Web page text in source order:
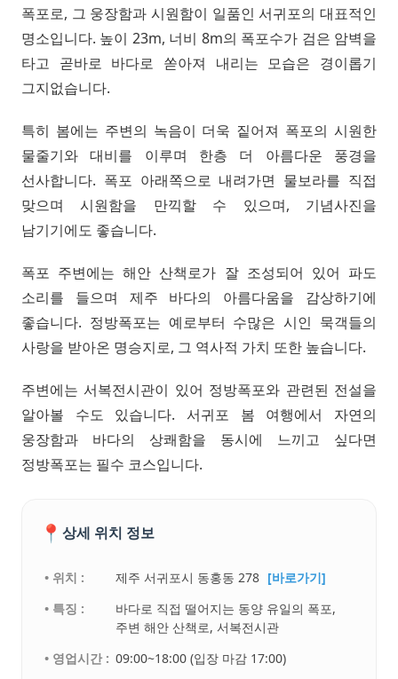
폭포로, 그 웅장함과 시원함이 일품인 서귀포의 대표적인
명소입니다. 높이 23m, 너비 8m의 폭포수가 검은 암벽을
타고 곧바로 바다로 쏟아져 내리는 모습은 경이롭기
그지없습니다.
특히 봄에는 주변의 녹음이 더욱 짙어져 폭포의 시원한
물줄기와 대비를 이루며 한층 더 아름다운 풍경을
선사합니다. 폭포 아래쪽으로 내려가면 물보라를 직접
맞으며 시원함을 만끽할 수 있으며, 기념사진을
남기기에도 좋습니다.
폭포 주변에는 해안 산책로가 잘 조성되어 있어 파도
소리를 들으며 제주 바다의 아름다움을 감상하기에
좋습니다. 정방폭포는 예로부터 수많은 시인 묵객들의
사랑을 받아온 명승지로, 그 역사적 가치 또한 높습니다.
주변에는 서복전시관이 있어 정방폭포와 관련된 전설을
알아볼 수도 있습니다. 서귀포 봄 여행에서 자연의
웅장함과 바다의 상쾌함을 동시에 느끼고 싶다면
정방폭포는 필수 코스입니다.
📍 상세 위치 정보
• 위치 : 제주 서귀포시 동홍동 278 [바로가기]
• 특징 :
바다로 직접 떨어지는 동양 유일의 폭포,
주변 해안 산책로, 서복전시관
• 영업시간 : 09:00~18:00 (입장 마감 17:00)